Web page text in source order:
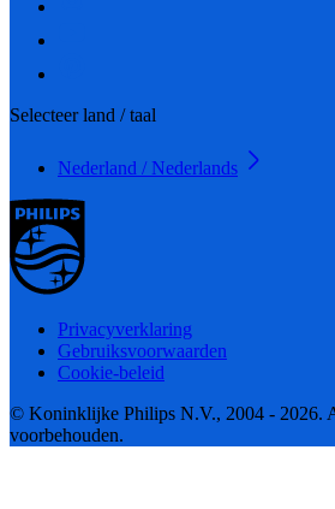
Selecteer land / taal
Nederland / Nederlands
Privacyverklaring
Gebruiksvoorwaarden
Cookie-beleid
© Koninklijke Philips N.V., 2004 - 2026.
voorbehouden.